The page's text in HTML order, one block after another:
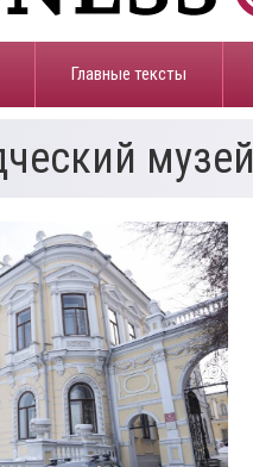
Главные тексты
музей